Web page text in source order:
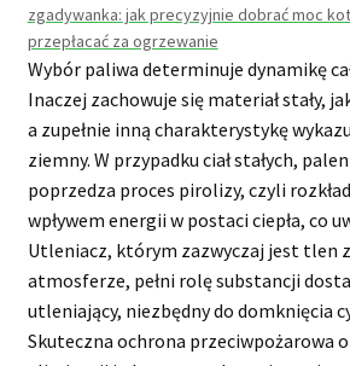
zgadywanka: jak precyzyjnie dobrać moc
przepłacać za ogrzewanie
Wybór paliwa determinuje dynamikę
Inaczej zachowuje się materiał stały,
a zupełnie inną charakterystykę
ziemny. W przypadku ciał stałych,
poprzedza proces pirolizy, czyli
wpływem energii w postaci ciepła, co
Utleniacz, którym zazwyczaj jest tlen
atmosferze, pełni rolę substancji
utleniający, niezbędny do domknięcia
Skuteczna ochrona przeciwpożarowa